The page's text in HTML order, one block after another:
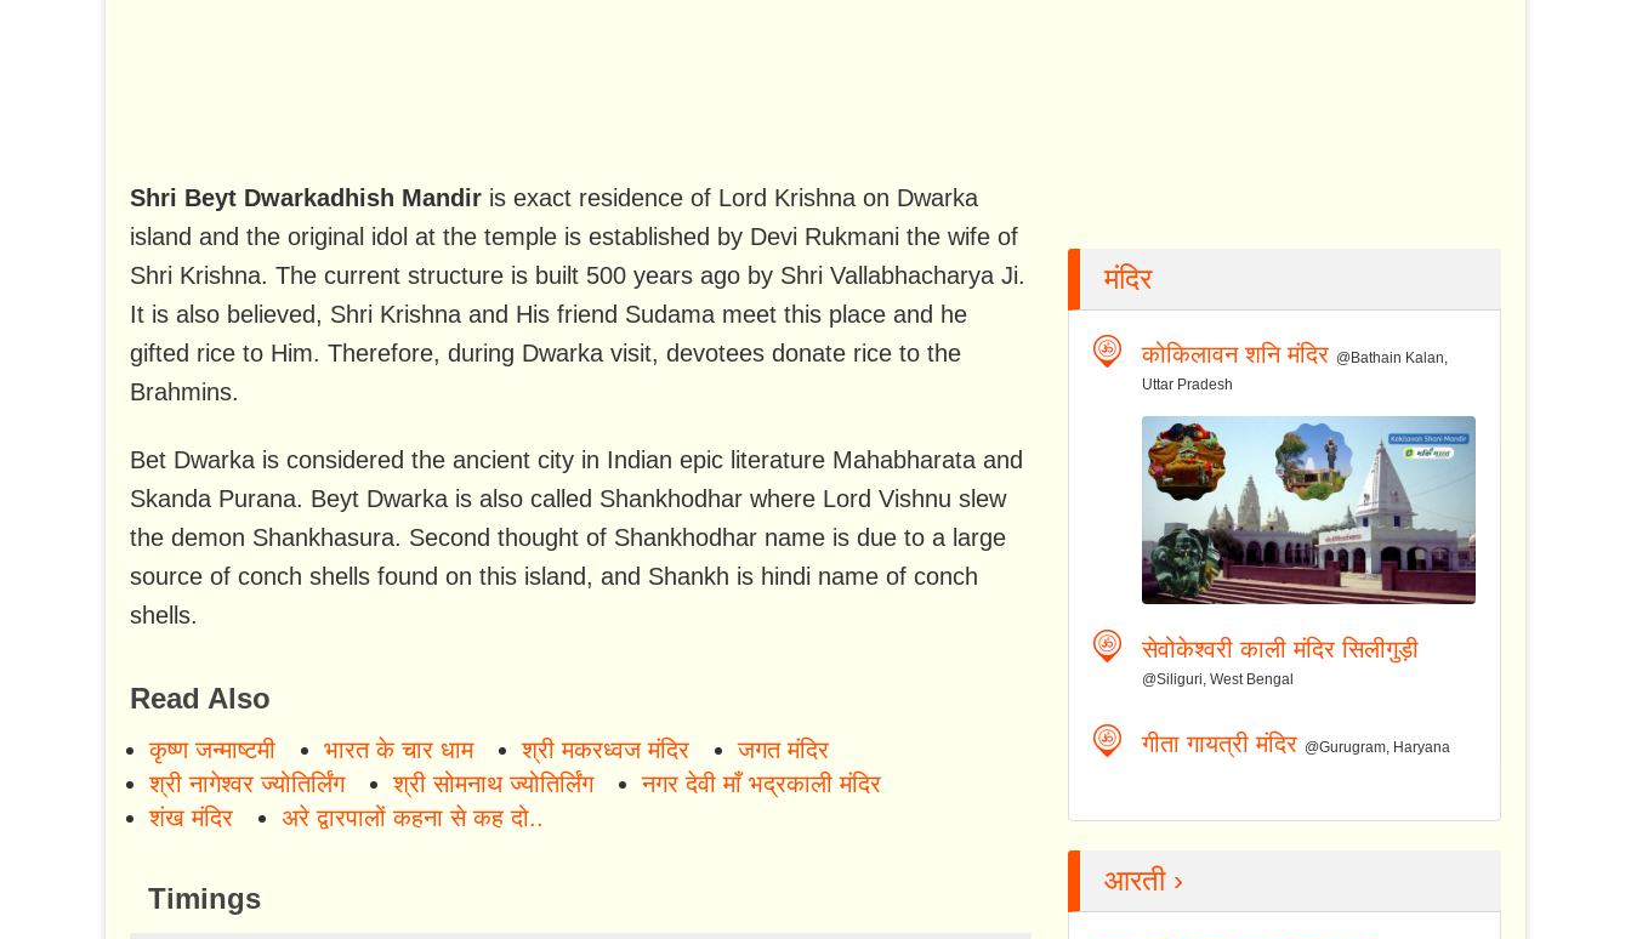
Shri Beyt Dwarkadhish Mandir is exact residence of Lord Krishna on Dwarka
island and the original idol at the temple is established by Devi Rukmani the wife of
Shri Krishna. The current structure is built 500 years ago by Shri Vallabhacharya Ji.
It is also believed, Shri Krishna and His friend Sudama meet this place and he
gifted rice to Him. Therefore, during Dwarka visit, devotees donate rice to the
Brahmins.
Bet Dwarka is considered the ancient city in Indian epic literature Mahabharata and
Skanda Purana. Beyt Dwarka is also called Shankhodhar where Lord Vishnu slew
the demon Shankhasura. Second thought of Shankhodhar name is due to a large
source of conch shells found on this island, and Shankh is hindi name of conch
shells.
Read Also
कृष्ण जन्माष्टमी भारत के चार धाम श्री मकरध्वज मंदिर
जगत मंदिर
श्री नागेश्वर ज्योतिर्लिंग
श्री सोमनाथ ज्योतिर्लिंग
नगर देवी माँ भद्रकाली मंदिर
शंख मंदिर
अरे द्वारपालों कहना से कह दो..
Timings
मंदिर
कोकिलावन शनि मंदिर @Bathain Kalan,
Uttar Pradesh
सेवोकेश्वरी काली मंदिर सिलीगुड़ी
@Siliguri, West Bengal
गीता गायत्री मंदिर @Gurugram, Haryana
आरती ›